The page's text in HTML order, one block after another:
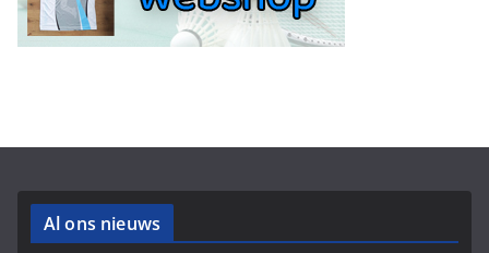
Al ons nieuws